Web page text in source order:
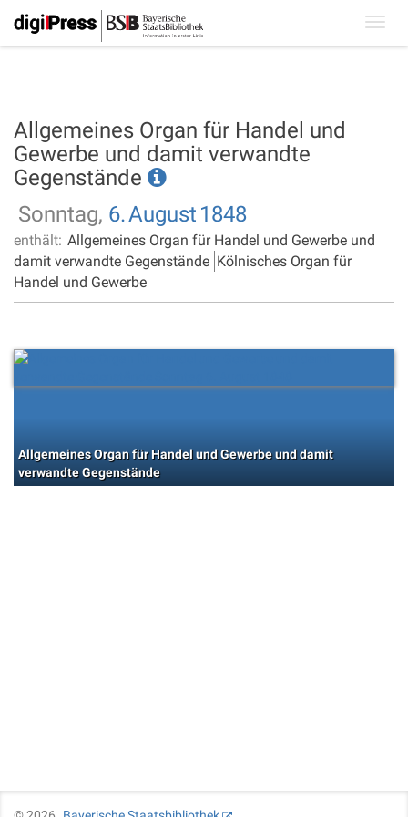
Allgemeines Organ für Handel und
Gewerbe und damit verwandte
Gegenstände
Sonntag, 6.August 1848
enthält: Allgemeines Organ für Handel und Gewerbe und
damit verwandte Gegenstände Kölnisches Organ für
Handel und Gewerbe
Allgemeines Organ für Handel und Gewerbe und damit
verwandte Gegenstände